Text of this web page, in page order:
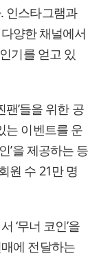
인스타그램과
양한 채널에서
기를 얻고 있
팬’들을 위한 공
는 이벤트를 운
’을 제공하는 등
원 수 21만 명
‘무너 코인’을
에 전달하는